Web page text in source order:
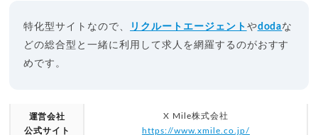
特化型サイトなので、 リクルートエージェント やdodaな
どの総合型と一緒に利用して求人を網羅するのがおすす
めです。
運営会社
公式サイト
X Mile株式会社
https://www.xmile.co.jp/